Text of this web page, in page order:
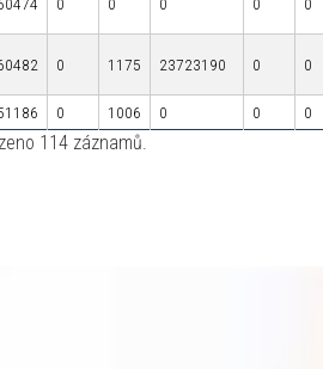
0 1175 23723190 0 0
0 1006 0 0 0
114 záznamů.